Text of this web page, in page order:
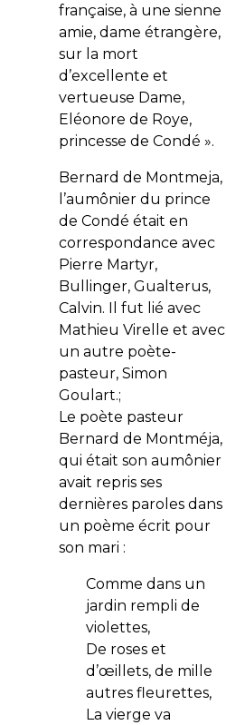
française, à une sienne
amie, dame étrangère,
sur la mort
d’excellente et
vertueuse Dame,
Eléonore de Roye,
princesse de Condé ».
Bernard de Montmeja,
l’aumônier du prince
de Condé était en
correspondance avec
Pierre Martyr,
Bullinger, Gualterus,
Calvin. Il fut lié avec
Mathieu Virelle et avec
un autre poète-
pasteur, Simon
Goulart.;
Le poète pasteur
Bernard de Montméja,
qui était son aumônier
avait repris ses
dernières paroles dans
un poème écrit pour
son mari :
Comme dans un
jardin rempli de
violettes,
De roses et
d’œillets, de mille
autres fleurettes,
La vierge va